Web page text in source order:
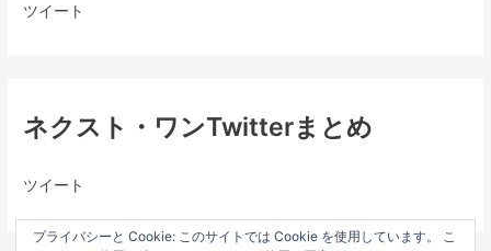
ツイート
ネクスト・ワンTwitterまとめ
ツイート
プライバシーと Cookie: このサイトでは Cookie を使用しています。 こ